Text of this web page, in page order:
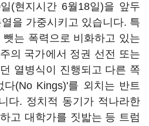
(현지시간 6월18일)을 앞두
을 가중시키고 있습니다. 특
는 폭력으로 비화하고 있는
의 국가에서 정권 선전 또는
열병식이 진행되고 다른 쪽
(No Kings)'를 외치는 반트
다. 정치적 동기가 적나라한
고 대학가를 짓밟는 등 트럼